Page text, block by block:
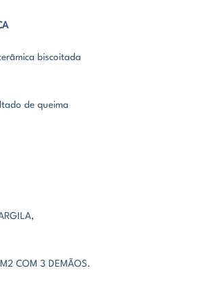
biscoitada
de queima
COM 3 DEMÃOS.